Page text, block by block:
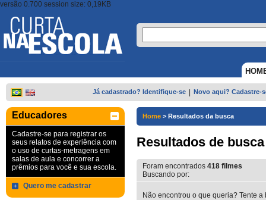
versão 0.700 session size: 0,19KB
Já cadastrado? Identifique-se Novo aqui? Cadastre-
Educadores
Cadastre-se para registrar os
seus relatos de experiência com
o uso de curtas-metragens em
salas de aula e concorrer a
prêmios para você e sua escola.
Quero me cadastrar
Home > Resultados da busca
Resultados de busca
Foram encontrados 418 filmes
Buscando por:
Não encontrou o que queria? Tente